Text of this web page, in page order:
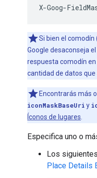
X-Goog-
Si bien el comodín
Google desaconseja
respuesta comodín
cantidad de datos que
Encontrarás más
iconMaskBaseUri y
Íconos de lugares
Especifica uno o
Los
Place Details